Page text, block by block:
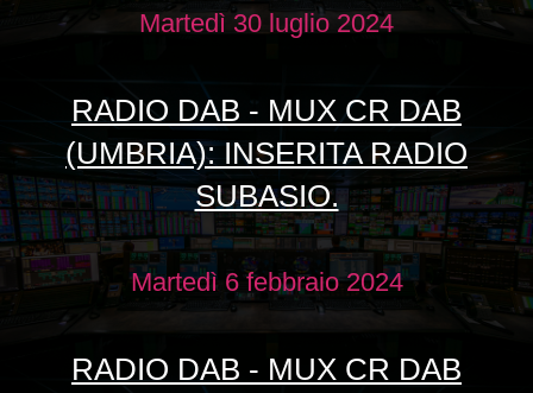
Martedì 30 luglio 2024
RADIO DAB - MUX CR DAB
(UMBRIA): INSERITA RADIO
SUBASIO.
Martedì 6 febbraio 2024
RADIO DAB - MUX CR DAB